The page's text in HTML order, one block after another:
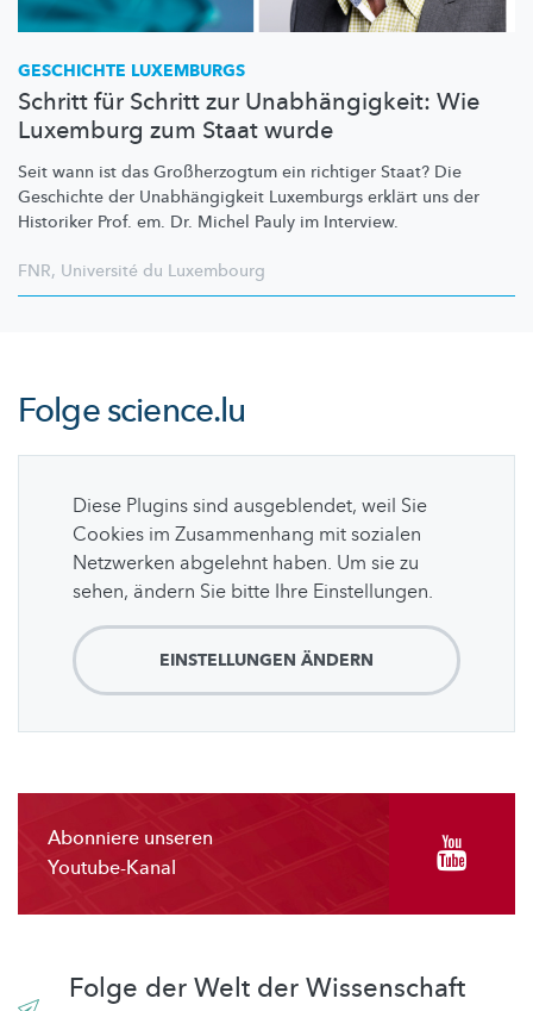
GESCHICHTE LUXEMBURGS
Schritt für Schritt zur Unabhängigkeit: Wie
Luxemburg zum Staat wurde
Seit wann ist das Großherzogtum ein richtiger Staat? Die
Geschichte der Unabhängigkeit Luxemburgs erklärt uns der
Historiker Prof. em. Dr. Michel Pauly im Interview.
FNR, Université du Luxembourg
Folgescience.lu
Diese Plugins sind ausgeblendet, weil Sie
Cookies im Zusammenhang mit sozialen
Netzwerken abgelehnt haben. Um sie zu
sehen, ändern Sie bitte Ihre Einstellungen.
EINSTELLUNGEN ÄNDERN
Abonniere unseren
Youtube-Kanal
Folge der Welt der Wissenschaft